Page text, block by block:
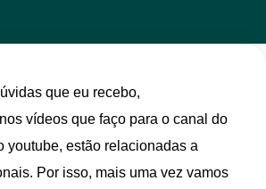
que eu recebo,
vídeos que faço para o canal do
youtube, estão relacionadas a
Por isso, mais uma vez vamos